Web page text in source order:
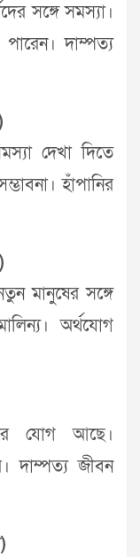
সঙ্গে সমস্যা।
পারেন। দাম্পত্য
দেখা দিতে
হাঁপানির
মানুষের সঙ্গে
অর্থযোগ
যোগ আছে।
দাম্পত্য জীবন